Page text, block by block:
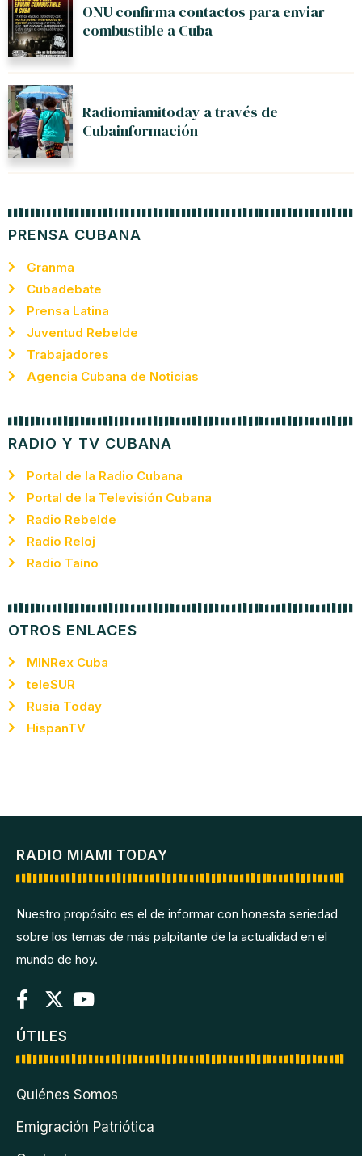
ONU confirma contactos para enviar
combustible a Cuba
Radiomiamitoday a través de
Cubainformación
PRENSA CUBANA
Granma
Cubadebate
Prensa Latina
Juventud Rebelde
Trabajadores
Agencia Cubana de Noticias
RADIO Y TV CUBANA
Portal de la Radio Cubana
Portal de la Televisión Cubana
Radio Rebelde
Radio Reloj
Radio Taíno
OTROS ENLACES
MINRex Cuba
teleSUR
Rusia Today
HispanTV
RADIO MIAMI TODAY
Nuestro propósito es el de informar con honesta seriedad
sobre los temas de más palpitante de la actualidad en el
mundo de hoy.
ÚTILES
Quiénes Somos
Emigración Patriótica